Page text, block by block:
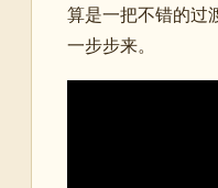
算是一把不错的过
一步步来。